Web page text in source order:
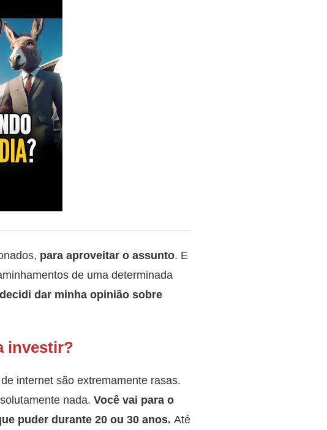
para aproveitar o assunto. E
de uma determinada
dar minha opinião sobre
investir?
internet são extremamente rasas.
nada. Você vai para o
puder durante 20 ou 30 anos. Até